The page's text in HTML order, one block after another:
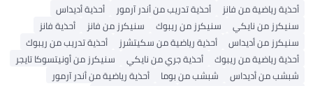
رياضية من فانز
أحذية تدريب من أندر آرمور
أحذية أديداس
من نايكي
سنيكرز من ريبوك سنيكرز من فانز
أحذية فانز
من أديداس
أحذية رياضية من سكيتشرز
أحذية تدريب من ريبوك
رياضية من ريبوك
أحذية جري من نايكي
سنيكرز من أونيتسوكا تايجر
من أديداس
شبشب من بوما
أحذية رياضية من أندر آرمور